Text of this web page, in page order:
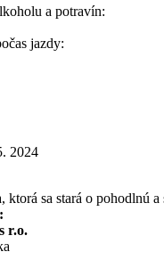
a potravín:
jazdy:
2024
ktorá sa stará o
r.o.